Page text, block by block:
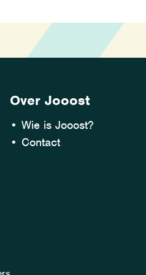
Over Jooost
• Wie is Jooost?
• Contact